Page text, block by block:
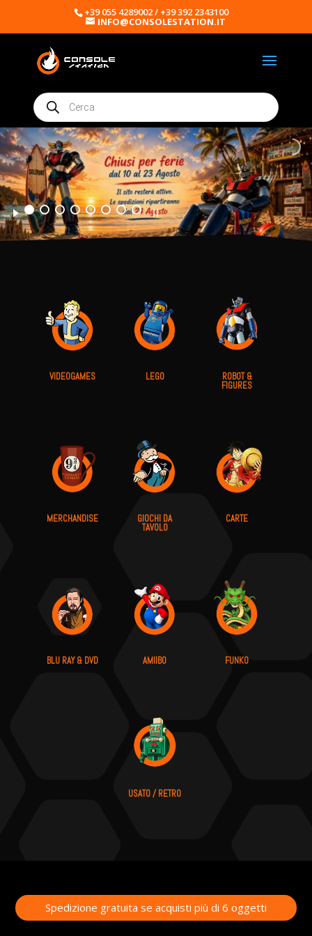
+39 055 4289002 / +39 392 2343100
INFO@CONSOLESTATION.IT
Products
search
VIDEOGAMES LEGO ROBOT &
FIGURES
MERCHANDISE GIOCHI DA
TAVOLO
CARTE
BLU RAY & DVD AMIIBO FUNKO
USATO / RETRO
Spedizione gratuita se acquisti più di 6 oggetti